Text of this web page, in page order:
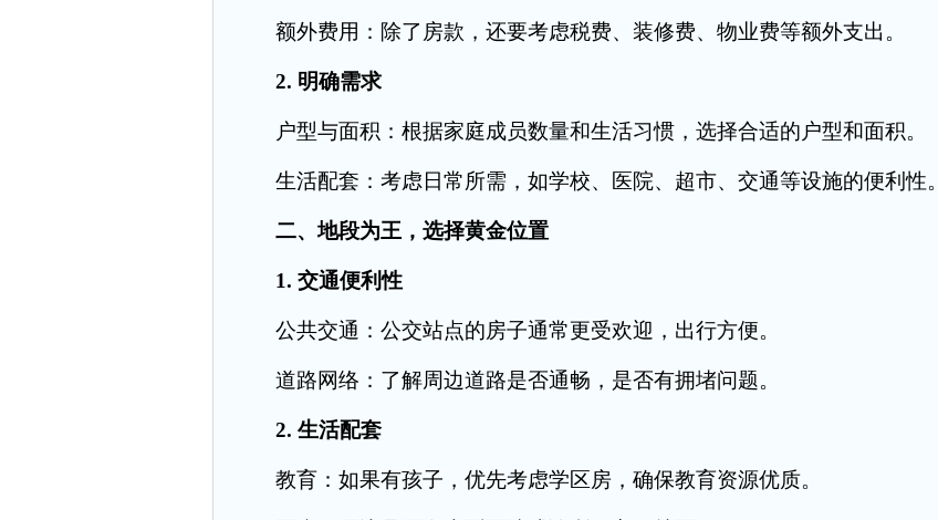
额外费用：除了房款，还要考虑税费、装修费、物业费等额外支出。
2. 明确需求
户型与面积：根据家庭成员数量和生活习惯，选择合适的户型和面积。
生活配套：考虑日常所需，如学校、医院、超市、交通等设施的便利性。
二、地段为王，选择黄金位置
1. 交通便利性
公共交通：公交站点的房子通常更受欢迎，出行方便。
道路网络：了解周边道路是否通畅，是否有拥堵问题。
2. 生活配套
教育：如果有孩子，优先考虑学区房，确保教育资源优质。